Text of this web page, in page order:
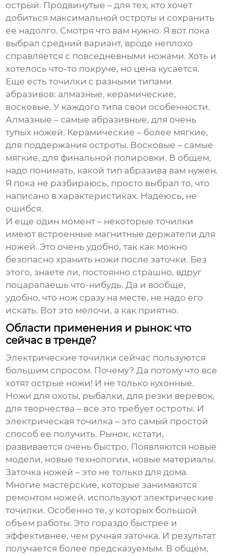
острый. Продвинутые – для тех, кто хочет
добиться максимальной остроты и сохранить
ее надолго. Смотря что вам нужно. Я вот пока
выбрал средний вариант, вроде неплохо
справляется с повседневными ножами. Хоть и
хотелось что-то покруче, но цена кусается.
Еще есть точилки с разными типами
абразивов: алмазные, керамические,
восковые. У каждого типа свои особенности.
Алмазные – самые абразивные, для очень
тупых ножей. Керамические – более мягкие,
для поддержания остроты. Восковые – самые
мягкие, для финальной полировки. В общем,
надо понимать, какой тип абразива вам нужен.
Я пока не разбираюсь, просто выбрал то, что
написано в характеристиках. Надеюсь, не
ошибся.
И еще один момент – некоторые точилки
имеют встроенные магнитные держатели для
ножей. Это очень удобно, так как можно
безопасно хранить ножи после заточки. Без
этого, знаете ли, постоянно страшно, вдруг
поцарапаешь что-нибудь. Да и вообще,
удобно, что нож сразу на месте, не надо его
искать. Вот это мелочи, а как приятно.
Области применения и рынок: что
сейчас в тренде?
Электрические точилки сейчас пользуются
большим спросом. Почему? Да потому что все
хотят острые ножи! И не только кухонные.
Ножи для охоты, рыбалки, для резки веревок,
для творчества – все это требует остроты. И
электрическая точилка – это самый простой
способ ее получить. Рынок, кстати,
развивается очень быстро. Появляются новые
модели, новые технологии, новые материалы.
Заточка ножей – это не только для дома.
Многие мастерские, которые занимаются
ремонтом ножей, используют электрические
точилки. Особенно те, у которых большой
объем работы. Это гораздо быстрее и
эффективнее, чем ручная заточка. И результат
получается более предсказуемым. В общем,